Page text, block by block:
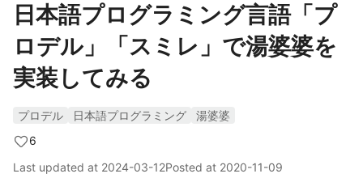
日本語プログラミング言語「プ
ロデル」「スミレ」で湯婆婆を
実装してみる
プロデル 日本語プログラミング
湯婆婆
6
Last updated at 2024-03-12Posted at 2020-11-09